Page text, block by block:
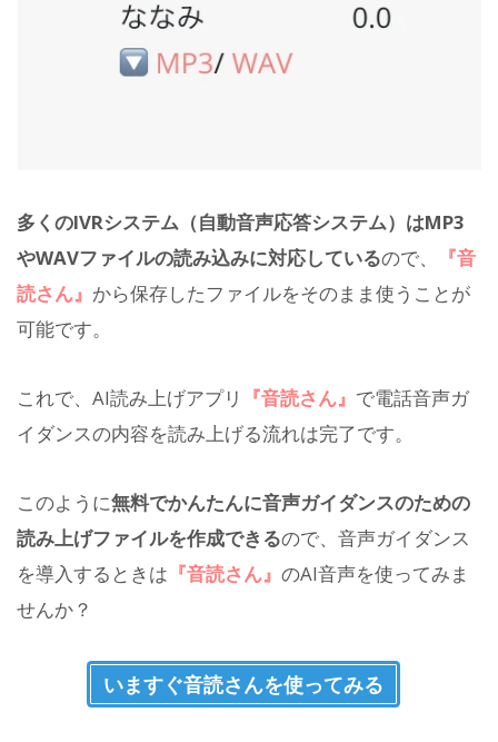
多くのIVRシステム（自動音声応答システム）はMP3
やWAVファイルの読み込みに対応しているので、
『音
読さん』 から保存したファイルをそのまま使うことが
可能です。
これで、AI読み上げアプリ 『音読さん』 で電話音声ガ
イダンスの内容を読み上げる流れは完了です。
このように無料でかんたんに音声ガイダンスのための
読み上げファイルを作成できるので、音声ガイダンス
を導入するときは 『音読さん』 のAI音声を使ってみま
せんか？
いますぐ音読さんを使ってみる